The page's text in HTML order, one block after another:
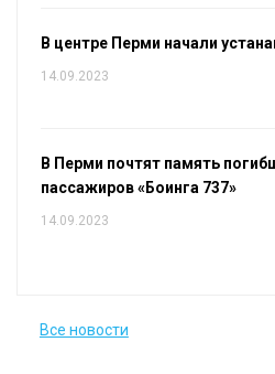
В центре Перми начали
14.09.2023
В Перми почтят память
пассажиров «Боинга 737»
14.09.2023
Все новости